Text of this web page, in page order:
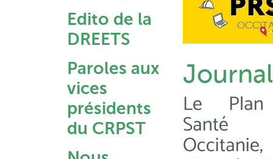
Edito de la
DREETS
Paroles aux
vices
présidents
du CRPST
Le Plan
Santé